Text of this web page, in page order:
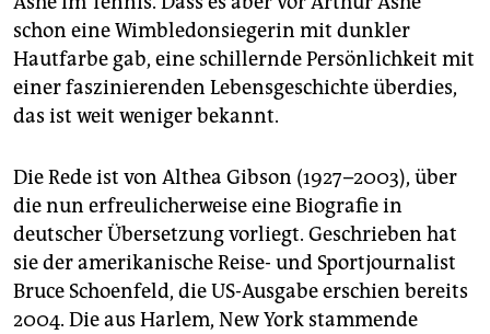
schon eine Wimbledonsiegerin mit dunkler
Hautfarbe gab, eine schillernde Persönlichkeit mit
einer faszinierenden Lebensgeschichte überdies,
das ist weit weniger bekannt.
Die Rede ist von Althea Gibson (1927–2003), über
die nun erfreulicherweise eine Biografie in
deutscher Übersetzung vorliegt. Geschrieben hat
sie der amerikanische Reise- und Sportjournalist
Bruce Schoenfeld, die US-Ausgabe erschien bereits
2004. Die aus Harlem, New York stammende